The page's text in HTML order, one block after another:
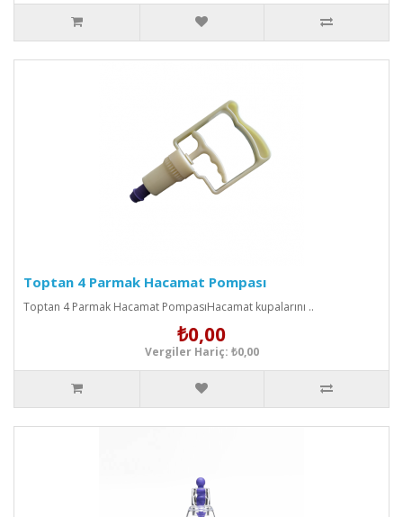
Toptan 4 Parmak Hacamat Pompası
Toptan 4 Parmak Hacamat PompasıHacamat kupalarını ..
₺0,00
Vergiler Hariç: ₺0,00